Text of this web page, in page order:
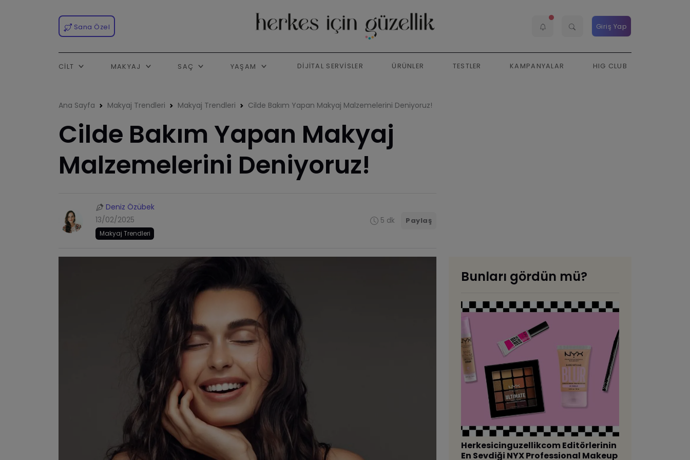
Sana Özel Giriş Yap
CILT MAKYAJ SAÇ YAŞAM DIJITAL SERVISLER ÜRÜNLER TESTLER KAMPANYALAR HIG CLUB
Ana Sayfa Makyaj Trendleri Makyaj Trendleri Cilde Bakım Yapan Makyaj Malzemelerini Deniyoruz!
Cilde Bakım Yapan Makyaj
Malzemelerini Deniyoruz!
Deniz Özübek
13/02/2025
Makyaj Trendleri
5 dk Paylaş
Bunları gördün mü?
Herkesicinguzellikcom Editörlerinin
En Sevdiği NYX Professional Makeup